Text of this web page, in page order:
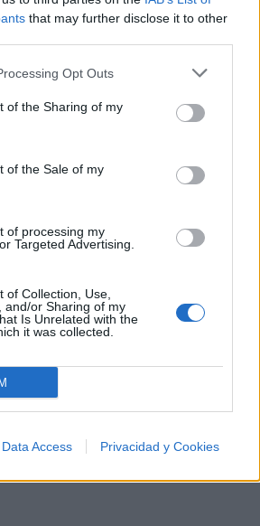
that may further disclose it to other
Opt Outs
of the Sharing of my
of the Sale of my
of processing my
Targeted Advertising.
of Collection, Use,
and/or Sharing of my
Is Unrelated with the
it was collected.
Data Access Privacidad y Cookies
Space Rock 🎸✨
rock y atmósferas cósmicas para
🪐🎸 Desconecta, mira
siente la gravedad cero. 💾 ¡Guarda
E F G H I K